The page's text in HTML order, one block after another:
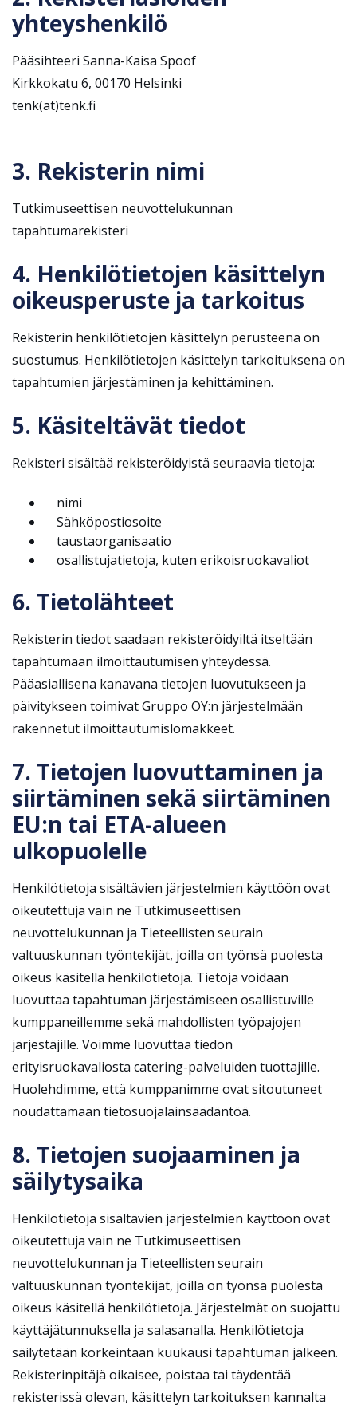
yhteyshenkilö
Pääsihteeri Sanna-Kaisa Spoof
Kirkkokatu 6, 00170 Helsinki
tenk(at)tenk.fi
3. Rekisterin nimi
Tutkimuseettisen neuvottelukunnan
tapahtumarekisteri
4. Henkilötietojen käsittelyn
oikeusperuste ja tarkoitus
Rekisterin henkilötietojen käsittelyn perusteena on
suostumus. Henkilötietojen käsittelyn tarkoituksena on
tapahtumien järjestäminen ja kehittäminen.
5. Käsiteltävät tiedot
Rekisteri sisältää rekisteröidyistä seuraavia tietoja:
nimi
Sähköpostiosoite
taustaorganisaatio
osallistujatietoja, kuten erikoisruokavaliot
6. Tietolähteet
Rekisterin tiedot saadaan rekisteröidyiltä itseltään
tapahtumaan ilmoittautumisen yhteydessä.
Pääasiallisena kanavana tietojen luovutukseen ja
päivitykseen toimivat Gruppo OY:n järjestelmään
rakennetut ilmoittautumislomakkeet.
7. Tietojen luovuttaminen ja
siirtäminen sekä siirtäminen
EU:n tai ETA-alueen
ulkopuolelle
Henkilötietoja sisältävien järjestelmien käyttöön ovat
oikeutettuja vain ne Tutkimuseettisen
neuvottelukunnan ja Tieteellisten seurain
valtuuskunnan työntekijät, joilla on työnsä puolesta
oikeus käsitellä henkilötietoja. Tietoja voidaan
luovuttaa tapahtuman järjestämiseen osallistuville
kumppaneillemme sekä mahdollisten työpajojen
järjestäjille. Voimme luovuttaa tiedon
erityisruokavaliosta catering-palveluiden tuottajille.
Huolehdimme, että kumppanimme ovat sitoutuneet
noudattamaan tietosuojalainsäädäntöä.
8. Tietojen suojaaminen ja
säilytysaika
Henkilötietoja sisältävien järjestelmien käyttöön ovat
oikeutettuja vain ne Tutkimuseettisen
neuvottelukunnan ja Tieteellisten seurain
valtuuskunnan työntekijät, joilla on työnsä puolesta
oikeus käsitellä henkilötietoja. Järjestelmät on suojattu
käyttäjätunnuksella ja salasanalla. Henkilötietoja
säilytetään korkeintaan kuukausi tapahtuman jälkeen.
Rekisterinpitäjä oikaisee, poistaa tai täydentää
rekisterissä olevan, käsittelyn tarkoituksen kannalta